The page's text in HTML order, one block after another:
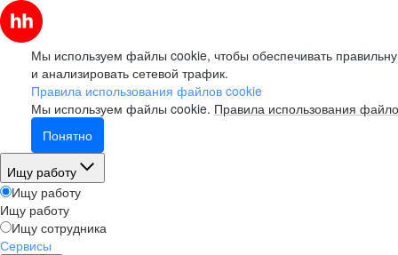
Мы используем файлы cookie, чтобы обеспечивать
и анализировать сетевой трафик.
Правила использования файлов cookie
Мы используем файлы cookie. Правила использования
Понятно
Ищу работу
Ищу работу
Ищу работу
Ищу сотрудника
Сервисы